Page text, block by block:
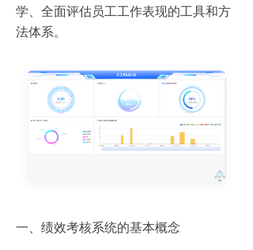
学、全面评估员工工作表现的工具和方
法体系。
一、绩效考核系统的基本概念